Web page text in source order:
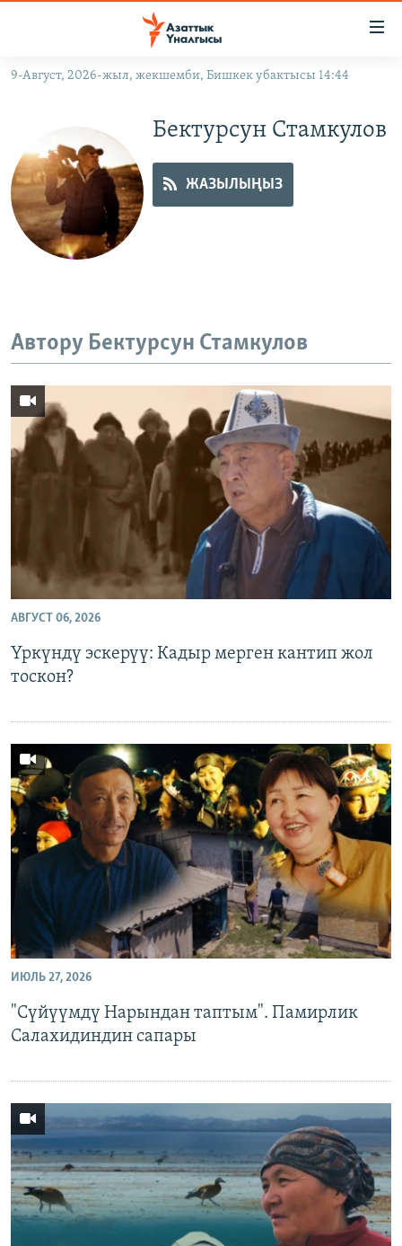
Навигацияга
салыңыз
КЫРГЫЗСТАН
КЫРГЫЗСТАН
САЯСАТ
ЭКОНОМИКА
МАДАНИЯТ
ДҮЙНӨ
ДҮЙНӨ
БОРБОР АЗИЯ
УКРАИНА
АТАЙЫН ИЛИКТӨӨ
ТВ ПРОГРАММАЛАР
БИЗ ЖАНА ДҮЙНӨ
ДАНИСТЕ
ЭЖЕ-СИҢДИЛЕР
АЗАТТЫК+
ЫҢГАЙСЫЗ СУРООЛОР
Русский
ОНЛАЙН ШЕРИНЕ
ЭЕ/АРнун бардык сайттары
9-Август, 2026-жыл, жекшемби, Бишкек убактысы 14:44
Бектурсун Стамкулов
ЖАЗЫЛЫҢЫЗ
Автору Бектурсун Стамкулов
АВГУСТ 06, 2026
Үркүндү эскерүү: Кадыр мерген кантип жол
тоскон?
ИЮЛЬ 27, 2026
"Сүйүүмдү Нарындан таптым". Памирлик
Салахидиндин сапары